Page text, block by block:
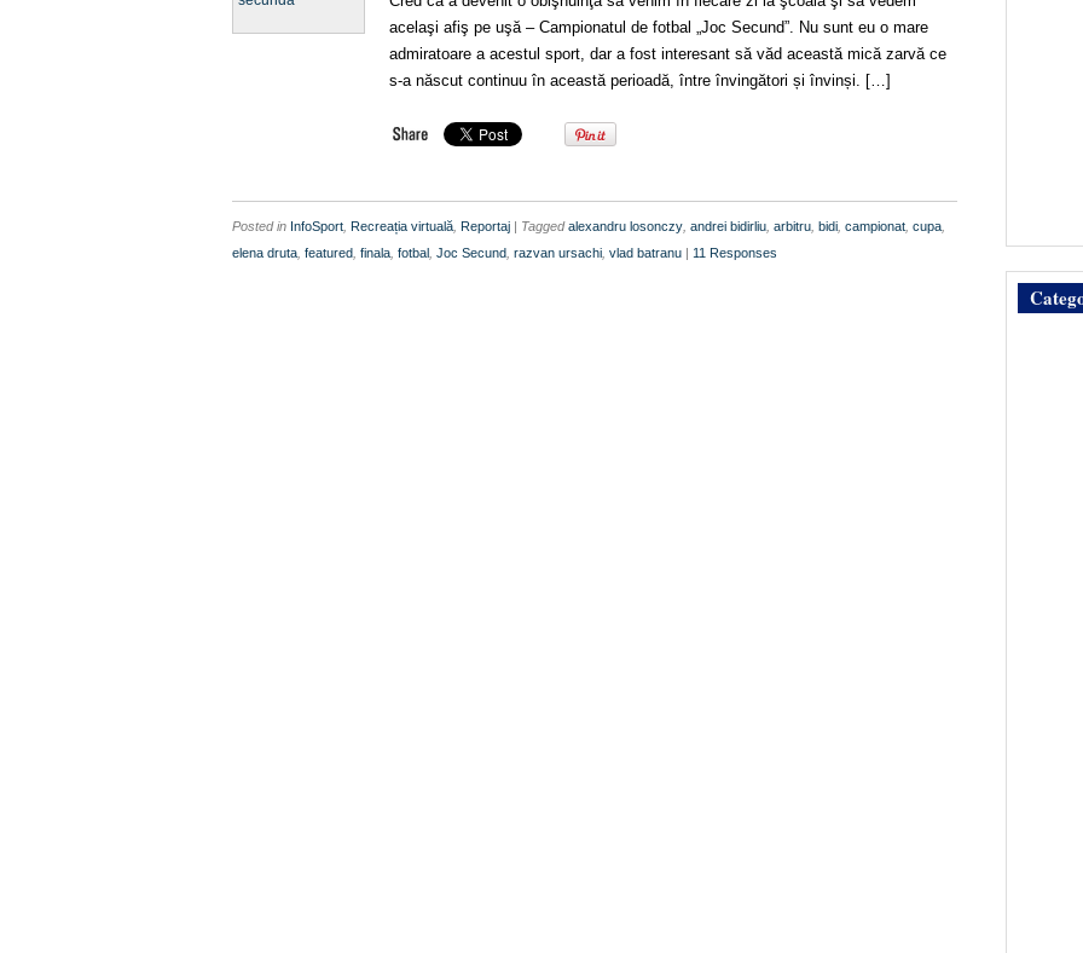
acelaşi afiş pe uşă – Campionatul de fotbal „Joc Secund”. Nu sunt eu o mare
admiratoare a acestul sport, dar a fost interesant să văd această mică zarvă ce
s-a născut continuu în această perioadă, între învingători și învinși. […]
Posted in InfoSport Recreația virtuală Reportaj | Taggedalexandru losonczy andrei bidirliu arbitru bidi campionat cupa
elena druta featured finala fotbal Joc Secund razvan ursachi vlad batranu | 11 Responses